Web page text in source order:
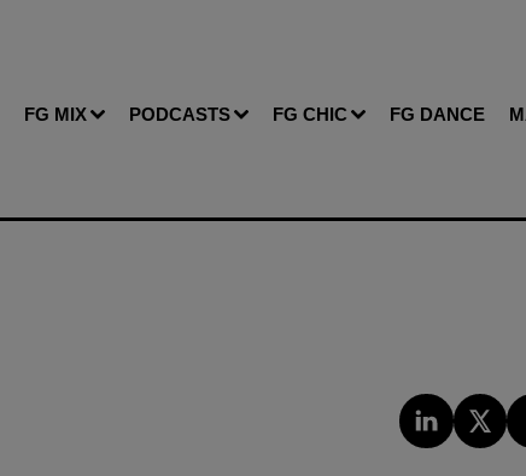
FG MIX PODCASTS FG CHIC FG DANCE